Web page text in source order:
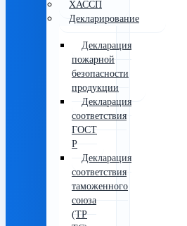
ХАССП
Декларирование
Декларация
пожарной
безопасности
продукции
Декларация
соответствия
ГОСТ
Р
Декларация
соответствия
таможенного
союза
(ТР